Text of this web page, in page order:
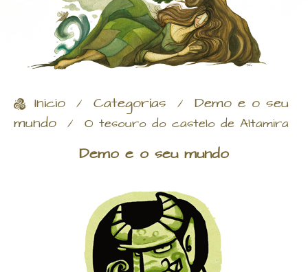
Inicio / Categorías / Demo e o seu
mundo / O tesouro do castelo de Altamira
Demo e o seu mundo